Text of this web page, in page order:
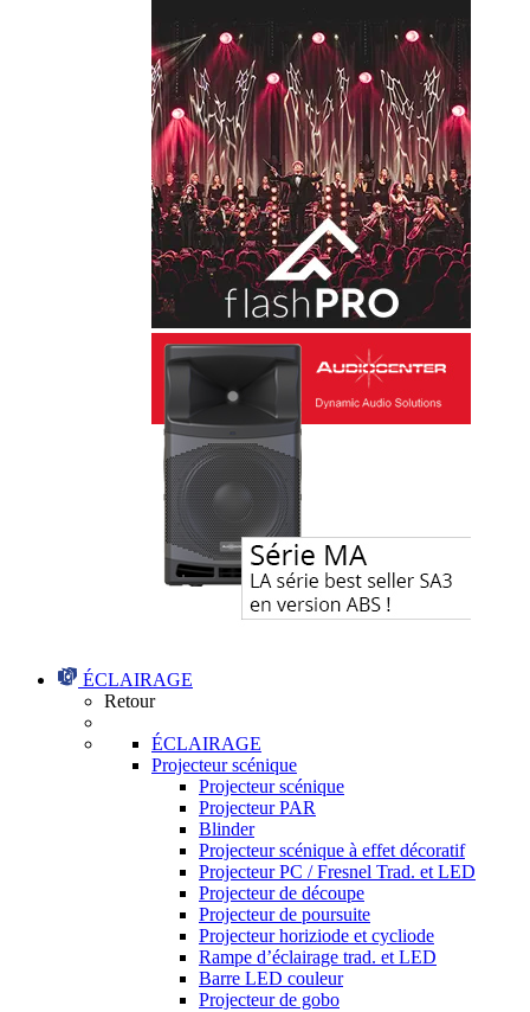
ÉCLAIRAGE
Retour
ÉCLAIRAGE
Projecteur scénique
Projecteur scénique
Projecteur PAR
Blinder
Projecteur scénique à effet décoratif
Projecteur PC / Fresnel Trad. et LED
Projecteur de découpe
Projecteur de poursuite
Projecteur horiziode et cycliode
Rampe d’éclairage trad. et LED
Barre LED couleur
Projecteur de gobo